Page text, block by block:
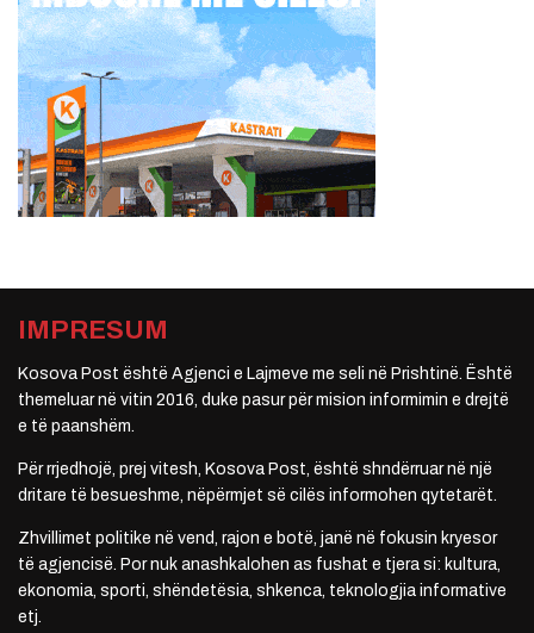
IMPRESUM
Kosova Post është Agjenci e Lajmeve me seli në Prishtinë. Është
themeluar në vitin 2016, duke pasur për mision informimin e drejtë
e të paanshëm.
Për rrjedhojë, prej vitesh, Kosova Post, është shndërruar në një
dritare të besueshme, nëpërmjet së cilës informohen qytetarët.
Zhvillimet politike në vend, rajon e botë, janë në fokusin kryesor
të agjencisë. Por nuk anashkalohen as fushat e tjera si: kultura,
ekonomia, sporti, shëndetësia, shkenca, teknologjia informative
etj.